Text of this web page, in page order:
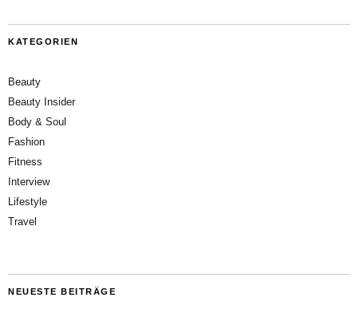
KATEGORIEN
Beauty
Beauty Insider
Body & Soul
Fashion
Fitness
Interview
Lifestyle
Travel
NEUESTE BEITRÄGE